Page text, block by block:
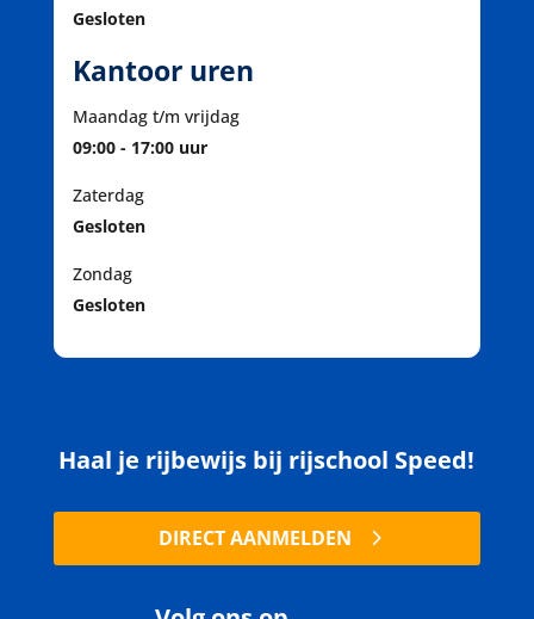
Gesloten
Kantoor uren
Maandag t/m vrijdag
09:00 - 17:00 uur
Zaterdag
Gesloten
Zondag
Gesloten
Haal je rijbewijs bij rijschool Speed!
DIRECT AANMELDEN